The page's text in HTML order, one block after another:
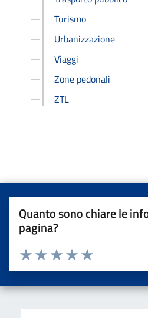
Turismo
Urbanizzazione
Viaggi
Zone pedonali
ZTL
Quanto sono chiare le
pagina?
Valuta da 1 a 5 stelle la pagina
Valuta 5 stelle
Valuta 4 stelle su 5
Valuta 3 stelle su 5
Valuta 2 stelle su 5
Valuta una stella su 5